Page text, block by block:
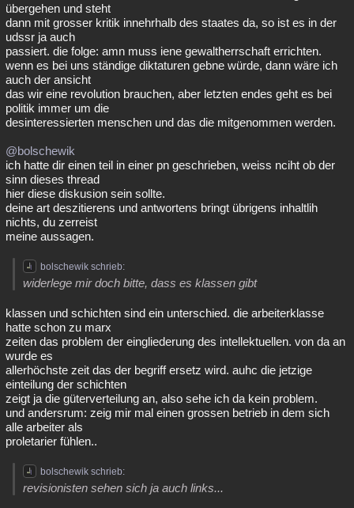
übergehen und steht
dann mit grosser kritik innehrhalb des staates da, so ist es in der
udssr ja auch
passiert. die folge: amn muss iene gewaltherrschaft errichten.
wenn es bei uns ständige diktaturen gebne würde, dann wäre ich
auch der ansicht
das wir eine revolution brauchen, aber letzten endes geht es bei
politik immer um die
desinteressierten menschen und das die mitgenommen werden.
@bolschewik
ich hatte dir einen teil in einer pn geschrieben, weiss nciht ob der
sinn dieses thread
hier diese diskusion sein sollte.
deine art deszitierens und antwortens bringt übrigens inhaltlih
nichts, du zerreist
meine aussagen.
bolschewik schrieb:
widerlege mir doch bitte, dass es klassen gibt
klassen und schichten sind ein unterschied. die arbeiterklasse
hatte schon zu marx
zeiten das problem der eingliederung des intellektuellen. von da an
wurde es
allerhöchste zeit das der begriff ersetz wird. auhc die jetzige
einteilung der schichten
zeigt ja die güterverteilung an, also sehe ich da kein problem.
und andersrum: zeig mir mal einen grossen betrieb in dem sich
alle arbeiter als
proletarier fühlen..
bolschewik schrieb:
revisionisten sehen sich ja auch links...